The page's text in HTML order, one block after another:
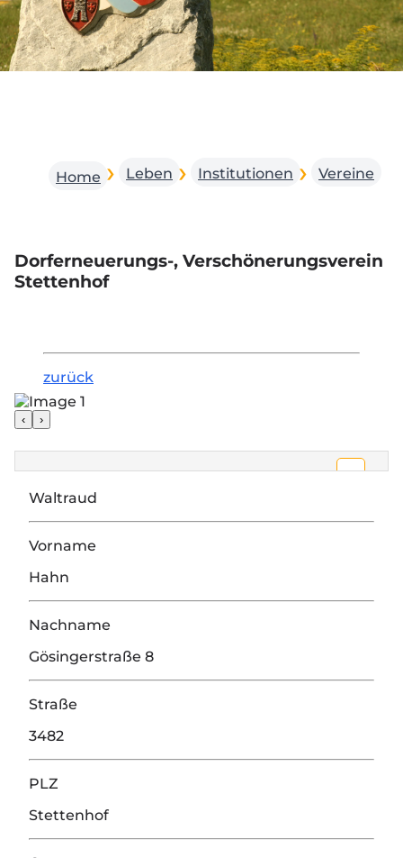
Home Leben Institutionen Vereine
Dorferneuerungs-, Verschönerungsverein
Stettenhof
zurück
‹ ›
Google Maps wurde aufgrund Ihrer
Privatsphäre-Einstellungen nicht geladen.
Einstellungen ändern
Waltraud
Vorname
Hahn
Nachname
Gösingerstraße 8
Straße
3482
PLZ
Stettenhof